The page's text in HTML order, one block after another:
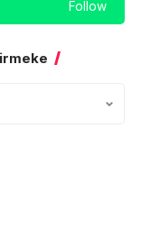
Follow